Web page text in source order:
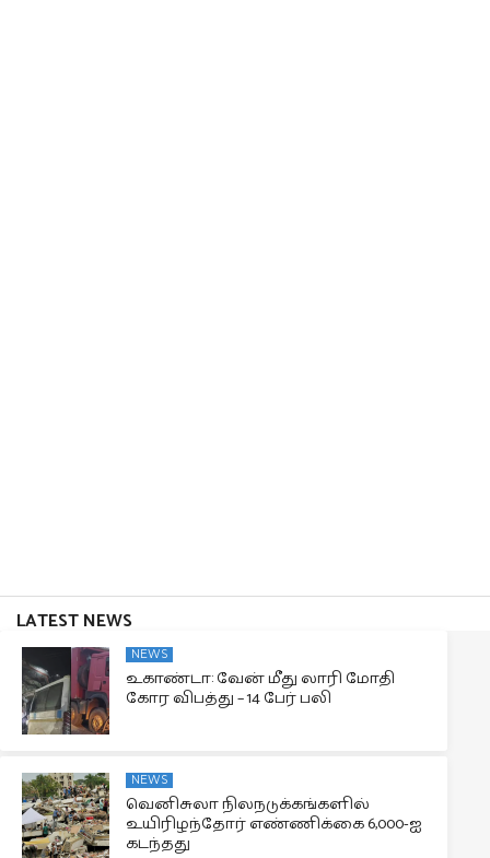
LATEST NEWS
NEWS
உகாண்டா: வேன் மீது லாரி மோதி
கோர விபத்து – 14 பேர் பலி
NEWS
வெனிசுலா நிலநடுக்கங்களில்
உயிரிழந்தோர் எண்ணிக்கை 6,000-ஐ
கடந்தது